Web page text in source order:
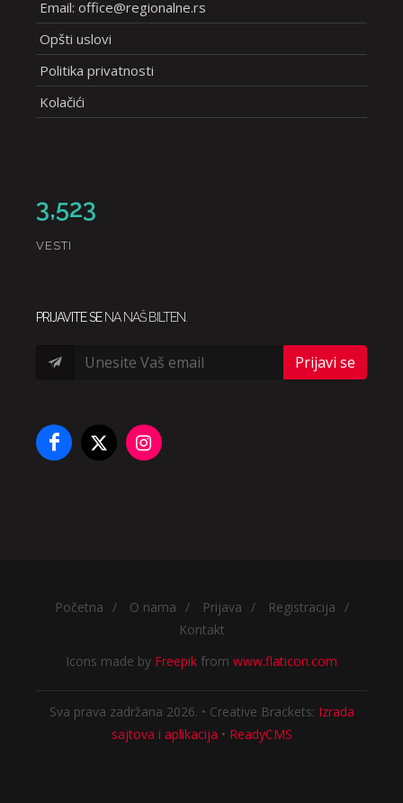
Email: office@regionalne.rs
Opšti uslovi
Politika privatnosti
Kolačići
3,523
VESTI
PRIJAVITE SENA NAŠ BILTEN.
Prijavi se
Početna / O nama / Prijava / Registracija /
Kontakt
Icons made by Freepik from www.flaticon.com
Sva prava zadržana 2026. • Creative Brackets: Izrada
sajtova i aplikacija • ReadyCMS